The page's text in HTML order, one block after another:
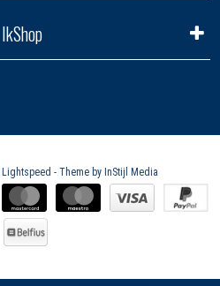
IkShop
Lightspeed - Theme by InStijl Media